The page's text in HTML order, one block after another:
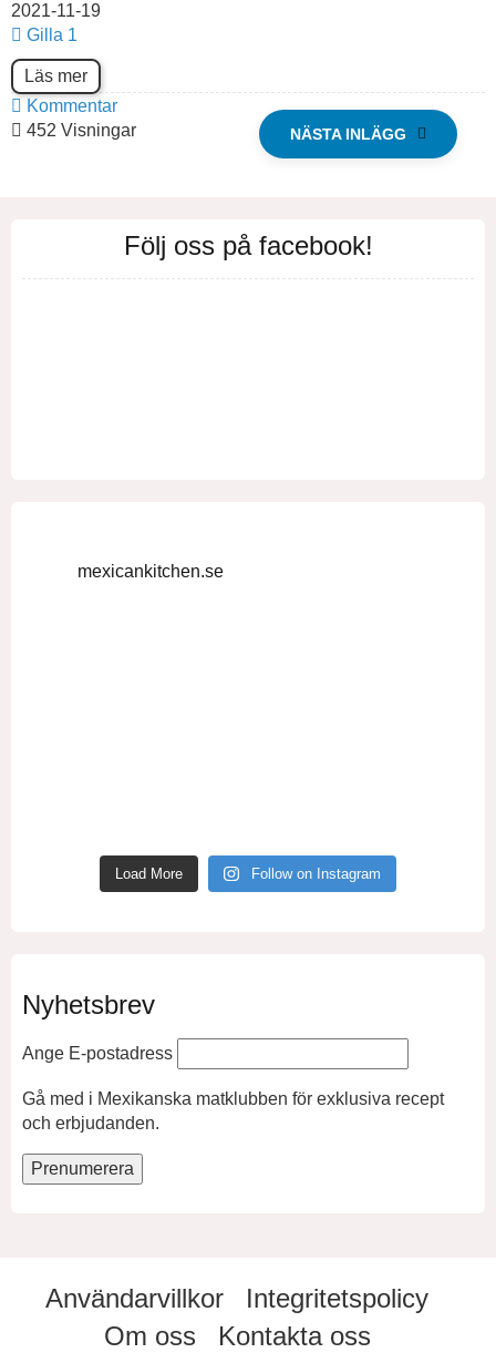
2021-11-19
Gilla 1
Läs mer
Kommentar
452 Visningar
NÄSTA INLÄGG
Följ oss på facebook!
mexicankitchen.se
Load More Follow on Instagram
Nyhetsbrev
Ange E-postadress
Gå med i Mexikanska matklubben för exklusiva recept
och erbjudanden.
Användarvillkor
Integritetspolicy
Om oss
Kontakta oss